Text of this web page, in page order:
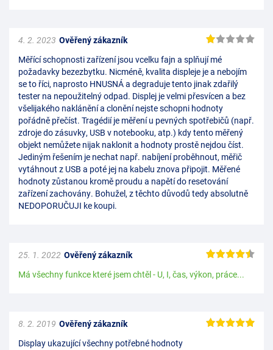
Ověřený zákazník
4. 2. 2023
Měřící schopnosti zařízení jsou vcelku fajn a splňují mé
požadavky bezezbytku. Nicméně, kvalita displeje je a nebojím
se to říci, naprosto HNUSNÁ a degraduje tento jinak zdařilý
tester na nepoužitelný odpad. Displej je velmi přesvícen a bez
všelijakého naklánění a clonění nejste schopni hodnoty
pořádně přečíst. Tragédií je měření u pevných spotřebičů (např.
zdroje do zásuvky, USB v notebooku, atp.) kdy tento měřený
objekt nemůžete nijak naklonit a hodnoty prostě nejdou číst.
Jediným řešením je nechat např. nabíjení proběhnout, měřič
vytáhnout z USB a poté jej na kabelu znova připojit. Měřené
hodnoty zůstanou kromě proudu a napětí do resetování
zařízení zachovány. Bohužel, z těchto důvodů tedy absolutně
NEDOPORUČUJI ke koupi.
Ověřený zákazník
25. 1. 2022
Má všechny funkce které jsem chtěl - U, I, čas, výkon, práce...
Ověřený zákazník
8. 2. 2019
Display ukazující všechny potřebné hodnoty